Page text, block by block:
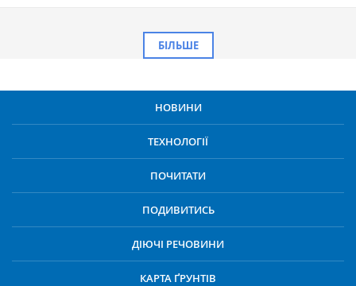
БІЛЬШЕ
НОВИНИ
ТЕХНОЛОГІЇ
ПОЧИТАТИ
ПОДИВИТИСЬ
ДІЮЧІ РЕЧОВИНИ
КАРТА ҐРУНТІВ